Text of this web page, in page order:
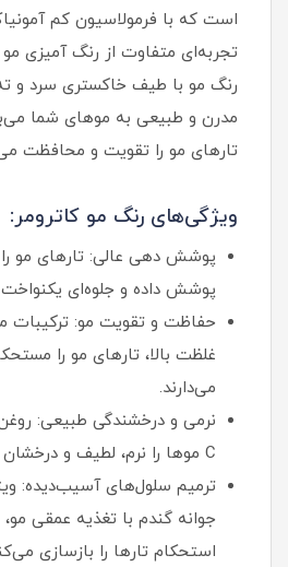
است که با فرمولاسیون کم
تجربه‌ای متفاوت از رنگ آمیزی مو
رنگ مو با طیف خاکستری سرد و ته
مدرن و طبیعی به موهای شما
تارهای مو را تقویت و محافظت
ویژگی‌های رنگ مو کاترومر:
پوشش دهی عالی: تارهای مو
پوشش داده و جلوه‌ای
حفاظت و تقویت مو: ترکیبات
غلظت بالا، تارهای مو را
می‌دارند.
نرمی و درخشندگی طبیعی: روغن
C موها را نرم، لطیف و درخشان می‌کنند.
جوانه گندم با تغذیه عمقی
استحکام تارها را بازسازی